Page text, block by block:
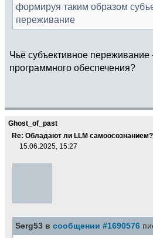
формируя таким образом
переживание
Чьё субъективное переживание
программного обеспечения?
Ghost_of_past
Re: Обладают ли LLM самоосознанием?
15.06.2025, 15:27
Serg53 в сообщении #1690576